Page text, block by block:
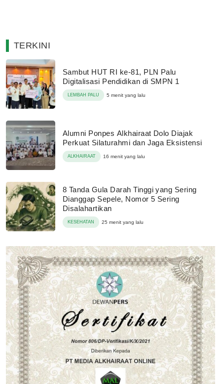
TERKINI
Sambut HUT RI ke-81, PLN Palu
Digitalisasi Pendidikan di SMPN 1
LEMBAH PALU 5 menit yang lalu
Alumni Ponpes Alkhairaat Dolo Diajak
Perkuat Silaturahmi dan Jaga Eksistensi
ALKHAIRAAT 16 menit yang lalu
8 Tanda Gula Darah Tinggi yang Sering
Dianggap Sepele, Nomor 5 Sering
Disalahartikan
KESEHATAN 25 menit yang lalu